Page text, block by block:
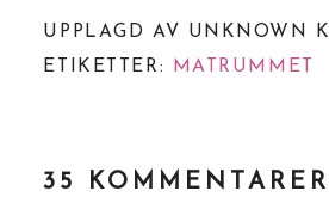
UPPLAGD AV UNKNOWN
ETIKETTER:
MATRUMMET
35